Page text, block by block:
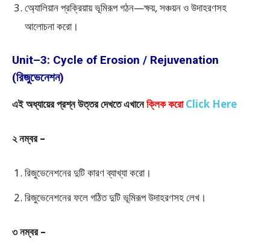
অ্যোলিয়ান প্রক্রিয়ায় ভূমিরূপ গঠন—ক্ষয়, সঞ্চয়ন ও উদাহরণসহ
আলোচনা করো।
Unit–3: Cycle of Erosion / Rejuvenation
(রিজুভেনেশন)
এই অধ্যায়ের প্রশ্ন উত্তর দেখতে এখানেক্লিক করোClick Here
২ নম্বর –
রিজুভেনেশনের দুটি কারণ ব্যাখ্যা করো।
রিজুভেনেশনের ফলে গঠিত দুটি ভূমিরূপ উদাহরণসহ লেখ।
৩ নম্বর –